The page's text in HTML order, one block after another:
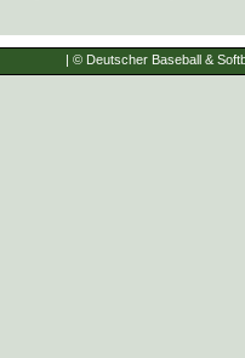
| © Deutscher Baseball &